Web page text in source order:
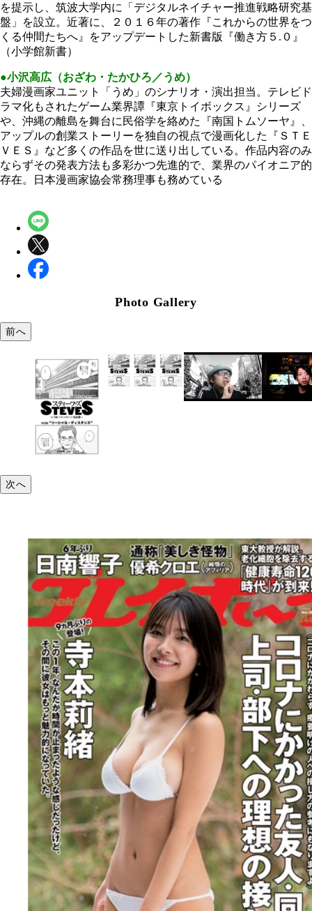
を提示し、筑波大学内に「デジタルネイチャー推進戦略研究基
盤」を設立。近著に、２０１６年の著作『これからの世界をつ
くる仲間たちへ』をアップデートした新書版『働き方５.０』
（小学館新書）
●小沢高広（おざわ・たかひろ／うめ）
夫婦漫画家ユニット「うめ」のシナリオ・演出担当。テレビド
ラマ化もされたゲーム業界譚『東京トイボックス』シリーズ
や、沖縄の離島を舞台に民俗学を絡めた『南国トムソーヤ』、
アップルの創業ストーリーを独自の視点で漫画化した『ＳＴＥ
ＶＥＳ』など多くの作品を世に送り出している。作品内容のみ
ならずその発表方法も多彩かつ先進的で、業界のパイオニア的
存在。日本漫画家協会常務理事も務めている
Photo Gallery
前へ
次へ